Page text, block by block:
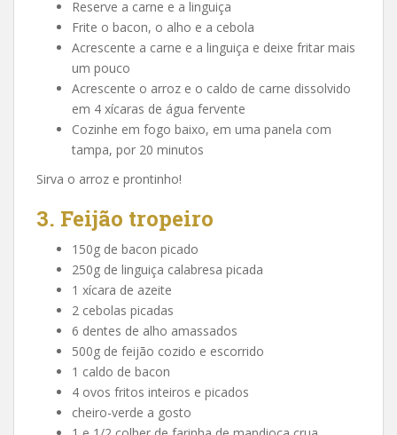
Reserve a carne e a linguiça
Frite o bacon, o alho e a cebola
Acrescente a carne e a linguiça e deixe fritar mais
um pouco
Acrescente o arroz e o caldo de carne dissolvido
em 4 xícaras de água fervente
Cozinhe em fogo baixo, em uma panela com
tampa, por 20 minutos
Sirva o arroz e prontinho!
3. Feijão tropeiro
150g de bacon picado
250g de linguiça calabresa picada
1 xícara de azeite
2 cebolas picadas
6 dentes de alho amassados
500g de feijão cozido e escorrido
1 caldo de bacon
4 ovos fritos inteiros e picados
cheiro-verde a gosto